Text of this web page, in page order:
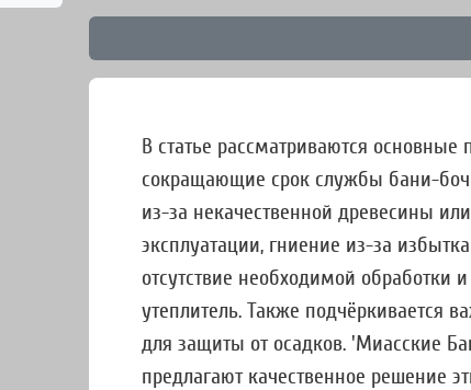
В статье рассматриваются основные
сокращающие срок службы бани-
из-за некачественной древесины
эксплуатации, гниение из-за
отсутствие необходимой обработки
утеплитель. Также подчёркивается
для защиты от осадков. 'Миасские
предлагают качественное решение